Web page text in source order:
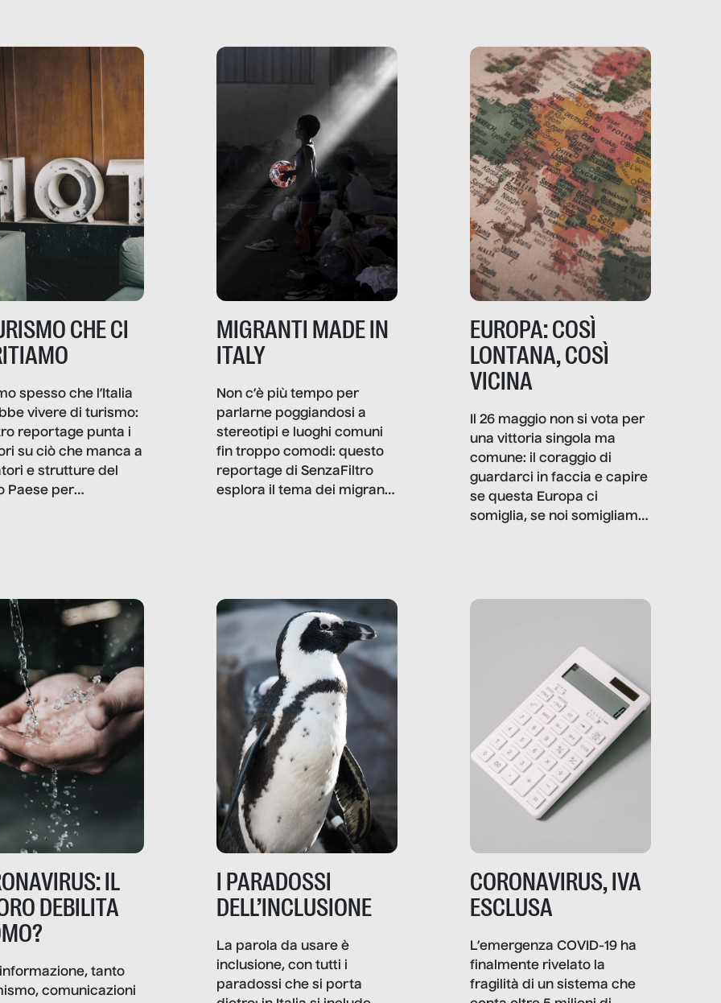
la sanità, la ristorazione,
la scuola, le fabbriche,
amministrazione, l’edilizia,
CHE CI
spesso che l’Italia
vivere di turismo:
reportage punta i
su ciò che manca a
e strutture del
Paese per
MIGRANTI MADE IN
ITALY
Non c’è più tempo per
parlarne poggiandosi a
stereotipi e luoghi comuni
fin troppo comodi: questo
reportage di SenzaFiltro
esplora il tema dei migranti
ripensano.
EUROPA: COSÌ
LONTANA, COSÌ
VICINA
Il 26 maggio non si vota per
una vittoria singola ma
comune: il coraggio di
guardarci in faccia e capire
se questa Europa ci
somiglia, se noi somigliamo
comunica, quanto vale […]
IL
DEBILITA
tanto
comunicazioni
I PARADOSSI
DELL’INCLUSIONE
La parola da usare è
inclusione, con tutti i
paradossi che si porta
CORONAVIRUS, IVA
ESCLUSA
L’emergenza COVID-19 ha
finalmente rivelato la
fragilità di un sistema che